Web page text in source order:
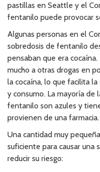
pastillas en Seattle y el
fentanilo puede provocar
Algunas personas en el
sobredosis de fentanilo
pensaban que era
mucho a otras drogas en
la cocaína, lo que facilita
y consumo. La mayoría de
fentanilo son azules y
provienen de una farmacia.
Una cantidad muy
suficiente para causar una
reducir su riesgo: